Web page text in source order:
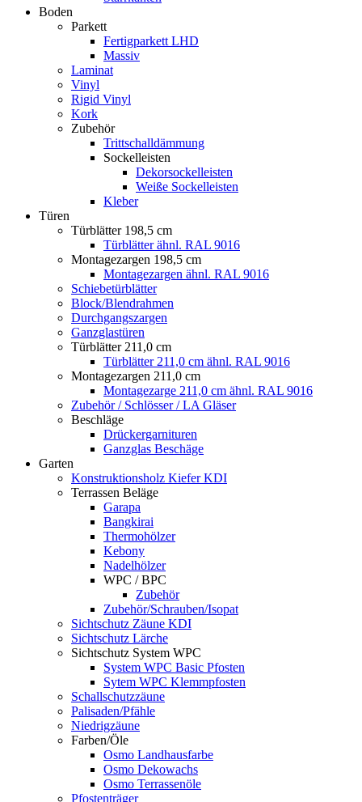
Boden
Parkett
Fertigparkett LHD
Massiv
Laminat
Vinyl
Rigid Vinyl
Kork
Zubehör
Trittschalldämmung
Sockelleisten
Dekorsockelleisten
Weiße Sockelleisten
Kleber
Türen
Türblätter 198,5 cm
Türblätter ähnl. RAL 9016
Montagezargen 198,5 cm
Montagezargen ähnl. RAL 9016
Schiebetürblätter
Block/Blendrahmen
Durchgangszargen
Ganzglastüren
Türblätter 211,0 cm
Türblätter 211,0 cm ähnl. RAL 9016
Montagezargen 211,0 cm
Montagezarge 211,0 cm ähnl. RAL 9016
Zubehör / Schlösser / LA Gläser
Beschläge
Drückergarnituren
Ganzglas Beschäge
Garten
Konstruktionsholz Kiefer KDI
Terrassen Beläge
Garapa
Bangkirai
Thermohölzer
Kebony
Nadelhölzer
WPC / BPC
Zubehör
Zubehör/Schrauben/Isopat
Sichtschutz Zäune KDI
Sichtschutz Lärche
Sichtschutz System WPC
System WPC Basic Pfosten
Sytem WPC Klemmpfosten
Schallschutzzäune
Palisaden/Pfähle
Niedrigzäune
Farben/Öle
Osmo Landhausfarbe
Osmo Dekowachs
Osmo Terrassenöle
Pfostenträger